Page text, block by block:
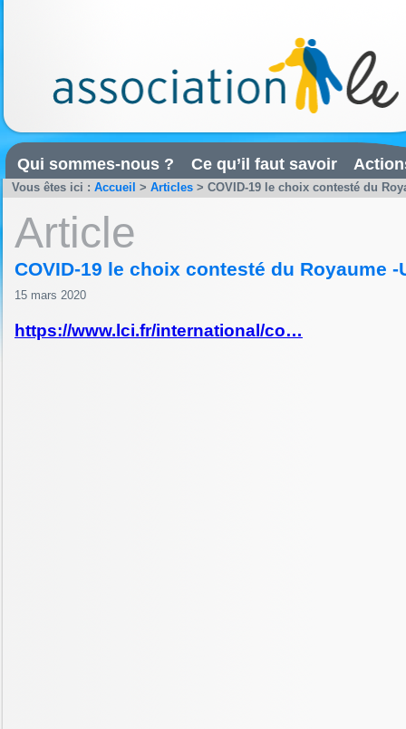
Qui sommes-nous ? Ce qu’il faut savoir
Vous êtes ici : Accueil > Articles > COVID-19 le choix contesté du
Article
COVID-19 le choix contesté du Royaume -
15 mars 2020
https://www.lci.fr/international/co…